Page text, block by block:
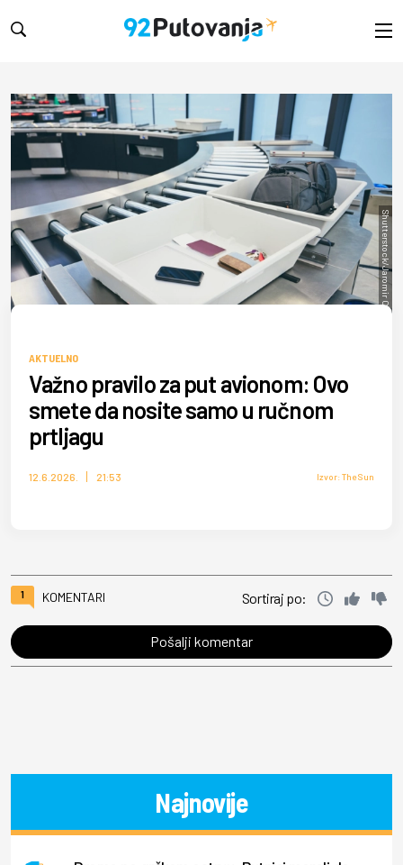
Shutterstock/Jaromir Chalabala
AKTUELNO
Važno pravilo za put avionom: Ovo
smete da nosite samo u ručnom
prtljagu
12.6.2026. 21:53 Izvor: The Sun
1 KOMENTARI Sortiraj po:
Pošalji komentar
Najnovije